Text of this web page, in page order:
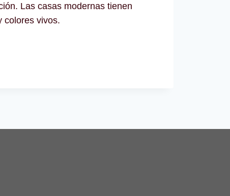
Las casas modernas tienen
colores vivos.